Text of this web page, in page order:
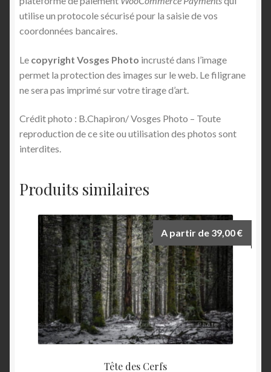
utilise un protocole sécurisé pour la saisie de vos
coordonnées bancaires.
Le copyright Vosges Photo incrusté dans l’image
permet la protection des images sur le web. Le filigrane
ne sera pas imprimé sur votre tirage d’art.
Crédit photo : B.Chapiron/ Vosges Photo – Toute
reproduction de ce site ou utilisation des photos sont
interdites.
Produits similaires
Tête des Cerfs
A partir de 39,00€